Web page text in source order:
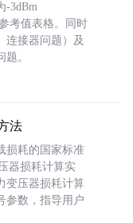
-3dBm
考值表格。同时
连接器问题）及
。
法
损耗的国家标准
器损耗计算实
变压器损耗计算
参数，指导用户